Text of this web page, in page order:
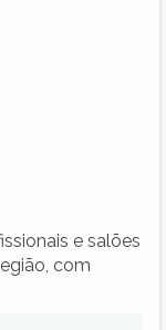
e salões
com